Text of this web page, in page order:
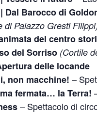
Dal Barocco di
di Palazzo Gresti
del centro
del Sorriso (Cortile
delle locande
non macchine! –
fermata… la Terra!
– Spettacolo di